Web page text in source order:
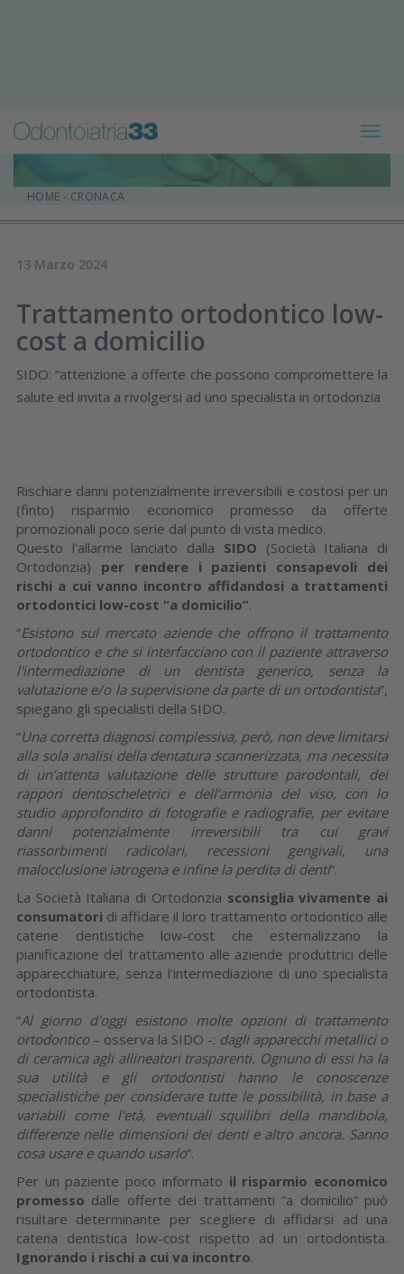
HOME - CRONACA
13 Marzo 2024
Trattamento ortodontico low-
cost a domicilio
SIDO: “attenzione a offerte che possono compromettere la
salute ed invita a rivolgersi ad uno specialista in ortodonzia
Rischiare danni potenzialmente irreversibili e costosi per un
(finto) risparmio economico promesso da offerte
promozionali poco serie dal punto di vista medico.
Questo l'allarme lanciato dalla SIDO (Società Italiana di
Ortodonzia) per rendere i pazienti consapevoli dei
rischi a cui vanno incontro affidandosi a trattamenti
ortodontici low-cost “a domicilio”.
“Esistono sul mercato aziende che offrono il trattamento
ortodontico e che si interfacciano con il paziente attraverso
l'intermediazione di un dentista generico, senza la
valutazione e/o la supervisione da parte di un ortodontista”,
spiegano gli specialisti della SIDO.
“Una corretta diagnosi complessiva, però, non deve limitarsi
alla sola analisi della dentatura scannerizzata, ma necessita
di un’attenta valutazione delle strutture parodontali, dei
rappori dentoscheletrici e dell’armonia del viso, con lo
studio approfondito di fotografie e radiografie, per evitare
danni potenzialmente irreversibili tra cui gravi
riassorbimenti radicolari, recessioni gengivali, una
malocclusione iatrogena e infine la perdita di denti”.
La Società Italiana di Ortodonzia sconsiglia vivamente ai
consumatori di affidare il loro trattamento ortodontico alle
catene dentistiche low-cost che esternalizzano la
pianificazione del trattamento alle aziende produttrici delle
apparecchiature, senza l'intermediazione di uno specialista
ortodontista.
“Al giorno d'oggi esistono molte opzioni di trattamento
ortodontico – osserva la SIDO -: dagli apparecchi metallici o
di ceramica agli allineatori trasparenti. Ognuno di essi ha la
sua utilità e gli ortodontisti hanno le conoscenze
specialistiche per considerare tutte le possibilità, in base a
variabili come l'età, eventuali squilibri della mandibola,
differenze nelle dimensioni dei denti e altro ancora. Sanno
cosa usare e quando usarlo”.
Per un paziente poco informato il risparmio economico
promesso dalle offerte dei trattamenti “a domicilio” può
risultare determinante per scegliere di affidarsi ad una
catena dentistica low-cost rispetto ad un ortodontista.
Ignorando i rischi a cui va incontro.